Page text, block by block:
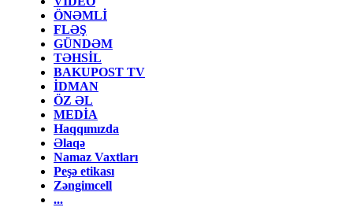
ÖNƏMLİ
FLƏŞ
GÜNDƏM
TƏHSİL
BAKUPOST TV
İDMAN
ÖZ ƏL
MEDİA
Haqqımızda
Əlaqə
Namaz Vaxtları
Peşə etikası
Zəngimcell
...